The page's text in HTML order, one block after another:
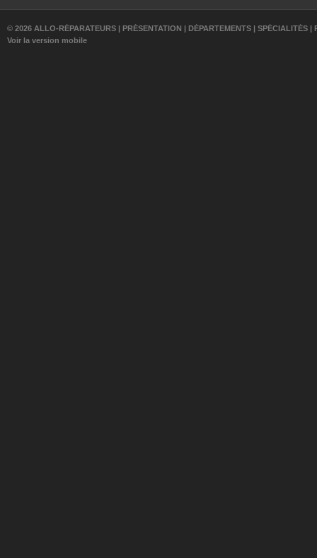
© 2026 ALLO-RÉPARATEURS | PRÉSENTATION | DÉPARTEMENTS | SPÉCIALITÉS |
Voir la version mobile